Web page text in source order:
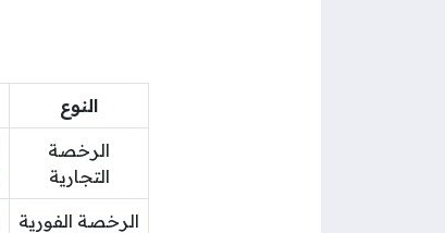
النوع
الرخصة
التجارية
الرخصة الفورية